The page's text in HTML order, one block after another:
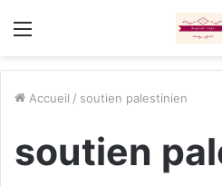
Menu
Accueil / soutien palestinien
soutien